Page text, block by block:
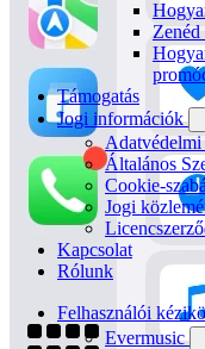
Támogatás
Jogi információk
Általános
Cookie-
Jogi
Kapcsolat
Rólunk
Felhasználói
Evermusic